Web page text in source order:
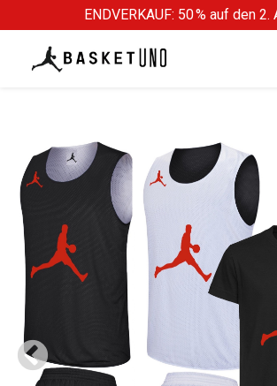
ENDVERKAUF: 50 % auf den 2.